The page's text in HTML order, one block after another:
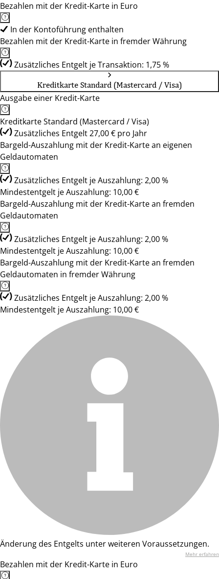
Bezahlen mit der Kredit-Karte in Euro
In der Kontoführung enthalten
Bezahlen mit der Kredit-Karte in fremder Währung
Zusätzliches Entgelt je Transaktion: 1,75 %
Kreditkarte Standard (Mastercard / Visa)
Ausgabe einer Kredit-Karte
Kreditkarte Standard (Mastercard / Visa)
Zusätzliches Entgelt 27,00 € pro Jahr
Bargeld-Auszahlung mit der Kredit-Karte an eigenen
Geldautomaten
Zusätzliches Entgelt je Auszahlung: 2,00 %
Mindestentgelt je Auszahlung: 10,00 €
Bargeld-Auszahlung mit der Kredit-Karte an fremden
Geldautomaten
Zusätzliches Entgelt je Auszahlung: 2,00 %
Mindestentgelt je Auszahlung: 10,00 €
Bargeld-Auszahlung mit der Kredit-Karte an fremden
Geldautomaten in fremder Währung
Zusätzliches Entgelt je Auszahlung: 2,00 %
Mindestentgelt je Auszahlung: 10,00 €
Änderung des Entgelts unter weiteren Voraussetzungen.
Mehr erfahren
Bezahlen mit der Kredit-Karte in Euro